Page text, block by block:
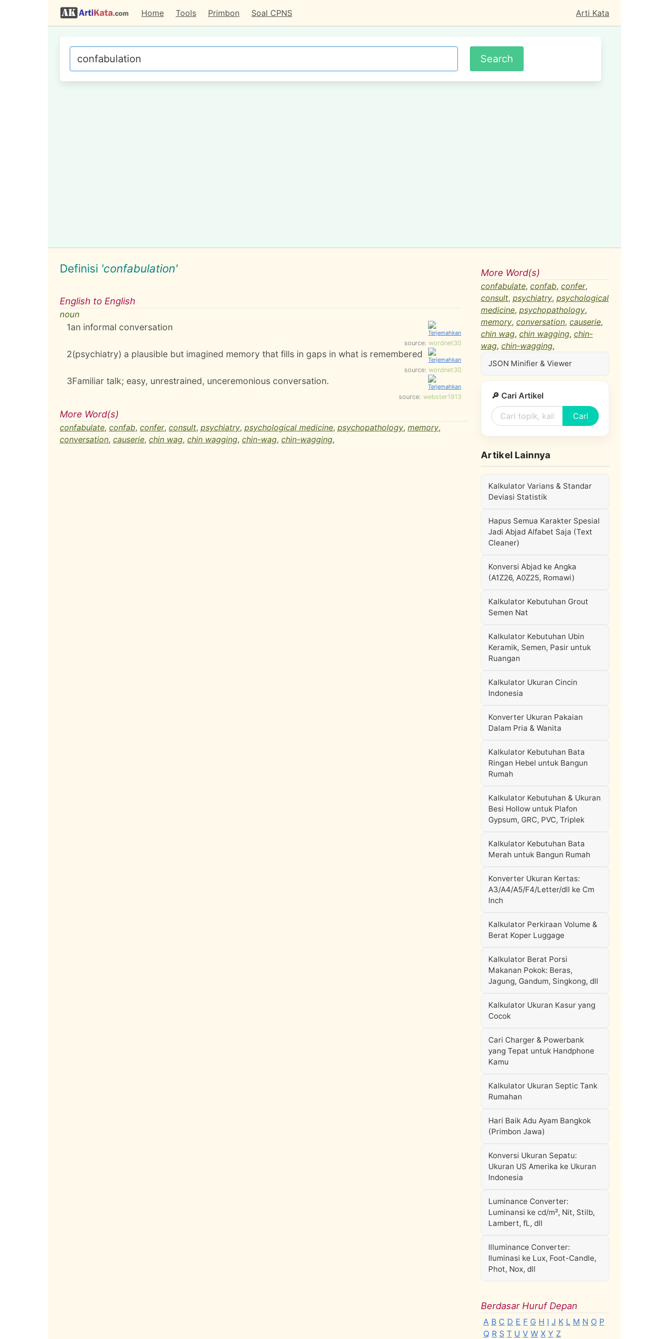
Home Tools Primbon Soal CPNS Arti Kata
Definisi 'confabulation'
English to English
noun
1an informal conversation
source: wordnet30
2(psychiatry) a plausible but imagined memory that fills in gaps in what is remembered
source: wordnet30
3Familiar talk; easy, unrestrained, unceremonious conversation.
source: webster1913
More Word(s)
confabulate, confab, confer, consult, psychiatry, psychological medicine, psychopathology, memory,
conversation, causerie, chin wag, chin wagging, chin-wag, chin-wagging,
More Word(s)
confabulate, confab, confer,
consult, psychiatry, psychological
medicine, psychopathology,
memory, conversation, causerie,
chin wag, chin wagging, chin-
wag, chin-wagging,
JSON Minifier & Viewer
🔎 Cari Artikel
Cari
Artikel Lainnya
Kalkulator Varians & Standar
Deviasi Statistik
Hapus Semua Karakter Spesial
Jadi Abjad Alfabet Saja (Text
Cleaner)
Konversi Abjad ke Angka
(A1Z26, A0Z25, Romawi)
Kalkulator Kebutuhan Grout
Semen Nat
Kalkulator Kebutuhan Ubin
Keramik, Semen, Pasir untuk
Ruangan
Kalkulator Ukuran Cincin
Indonesia
Konverter Ukuran Pakaian
Dalam Pria & Wanita
Kalkulator Kebutuhan Bata
Ringan Hebel untuk Bangun
Rumah
Kalkulator Kebutuhan & Ukuran
Besi Hollow untuk Plafon
Gypsum, GRC, PVC, Triplek
Kalkulator Kebutuhan Bata
Merah untuk Bangun Rumah
Konverter Ukuran Kertas:
A3/A4/A5/F4/Letter/dll ke Cm
Inch
Kalkulator Perkiraan Volume &
Berat Koper Luggage
Kalkulator Berat Porsi
Makanan Pokok: Beras,
Jagung, Gandum, Singkong, dll
Kalkulator Ukuran Kasur yang
Cocok
Cari Charger & Powerbank
yang Tepat untuk Handphone
Kamu
Kalkulator Ukuran Septic Tank
Rumahan
Hari Baik Adu Ayam Bangkok
(Primbon Jawa)
Konversi Ukuran Sepatu:
Ukuran US Amerika ke Ukuran
Indonesia
Luminance Converter:
Luminansi ke cd/m², Nit, Stilb,
Lambert, fL, dll
Illuminance Converter:
Iluminasi ke Lux, Foot-Candle,
Phot, Nox, dll
Berdasar Huruf Depan
A B C D E F G H I J K L M N O P
Q R S T U V W X Y Z